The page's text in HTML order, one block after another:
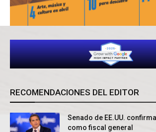
RECOMENDACIONES DEL EDITOR
Senado de EE.UU.
como fiscal general